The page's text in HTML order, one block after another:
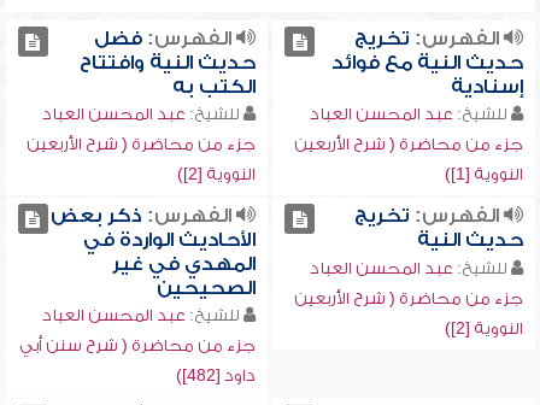
الفهرس: تخريج
حديث النية مع فوائد
إسنادية
للشيخ: عبد المحسن العباد
جزء من محاضرة ( شرح الأربعين
النووية [1])
الفهرس:فضل
حديث النية وافتتاح
الكتب به
للشيخ: عبد المحسن العباد
جزء من محاضرة ( شرح الأربعين
النووية [2])
الفهرس: تخريج
حديث النية
للشيخ: عبد المحسن العباد
جزء من محاضرة ( شرح الأربعين
النووية [2])
الفهرس: ذكر بعض
الأحاديث الواردة في
المهدي في غير
الصحيحين
للشيخ: عبد المحسن العباد
جزء من محاضرة ( شرح سنن أبي
داود [482])